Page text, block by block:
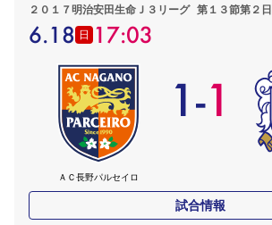
２０１７明治安田生命Ｊ３リーグ 第１３節第２日
6.18 日 17:03
ＡＣ長野パルセイロ
1-1
試合情報